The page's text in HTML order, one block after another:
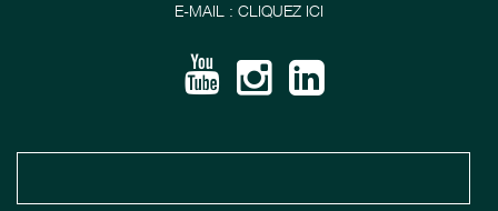
E-MAIL : CLIQUEZ ICI